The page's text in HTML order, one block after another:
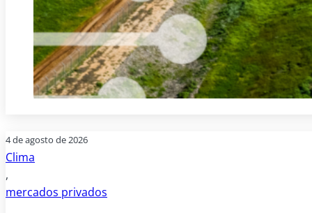
4 de agosto de 2026
Clima
,
mercados privados